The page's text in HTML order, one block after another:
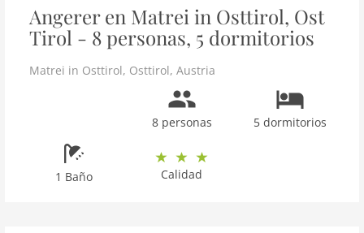
Angerer en Matrei in Osttirol, Ost
Tirol - 8 personas, 5 dormitorios
Matrei in Osttirol, Osttirol, Austria
8 personas 5 dormitorios
1 Baño Calidad